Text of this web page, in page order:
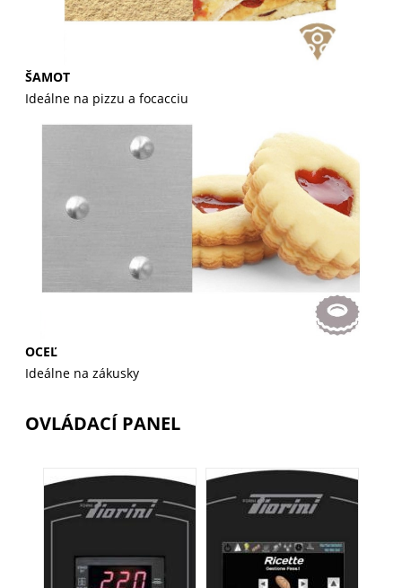
ŠAMOT
Ideálne na pizzu a focacciu
OCEĽ
Ideálne na zákusky
OVLÁDACÍ PANEL